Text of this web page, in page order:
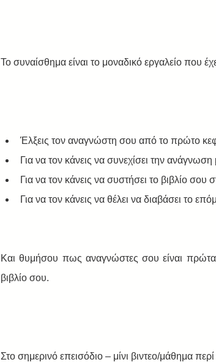
Το συναίσθημα είναι το μοναδικό εργαλείο που
Έλξεις τον αναγνώστη σου από το πρώτο
Για να τον κάνεις να συνεχίσει την ανάγνωση
Για να τον κάνεις να συστήσει το βιβλίο σου
Για να τον κάνεις να θέλει να διαβάσει το
Και θυμήσου πως αναγνώστες σου είναι
βιβλίο σου.
Στο σημερινό επεισόδιο – μίνι βιντεο/μάθημα